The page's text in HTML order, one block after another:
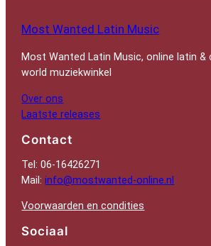
Most Wanted Latin Music
Most Wanted Latin Music, online latin &
world muziekwinkel
Over ons
Laatste releases
Contact
Tel: 06-16426271
Mail:info@mostwanted-online.nl
Voorwaarden en condities
Sociaal